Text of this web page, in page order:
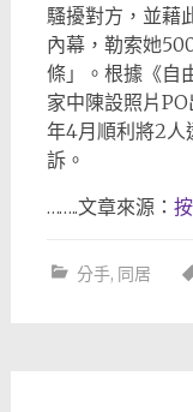
騷擾對方，並藉
內幕，勒索她
條」。根據《自
家中陳設照片
年4月順利將2人
訴。
……..文章來源：
分手, 同居